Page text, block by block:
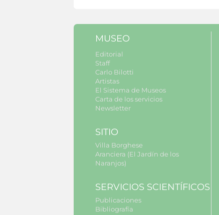
MUSEO
Editorial
Staff
Carlo Bilotti
Artistas
El Sistema de Museos
Carta de los servicios
Newsletter
SITIO
Villa Borghese
Aranciera (El Jardín de los
Naranjos)
SERVICIOS SCIENTÍFICOS
Publicaciones
Bibliografía